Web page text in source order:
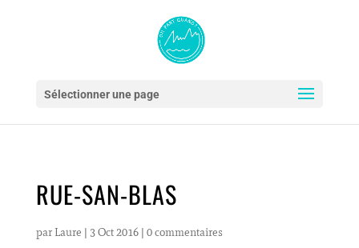
Sélectionner une page
RUE-SAN-BLAS
par Laure | 3 Oct 2016| 0 commentaires